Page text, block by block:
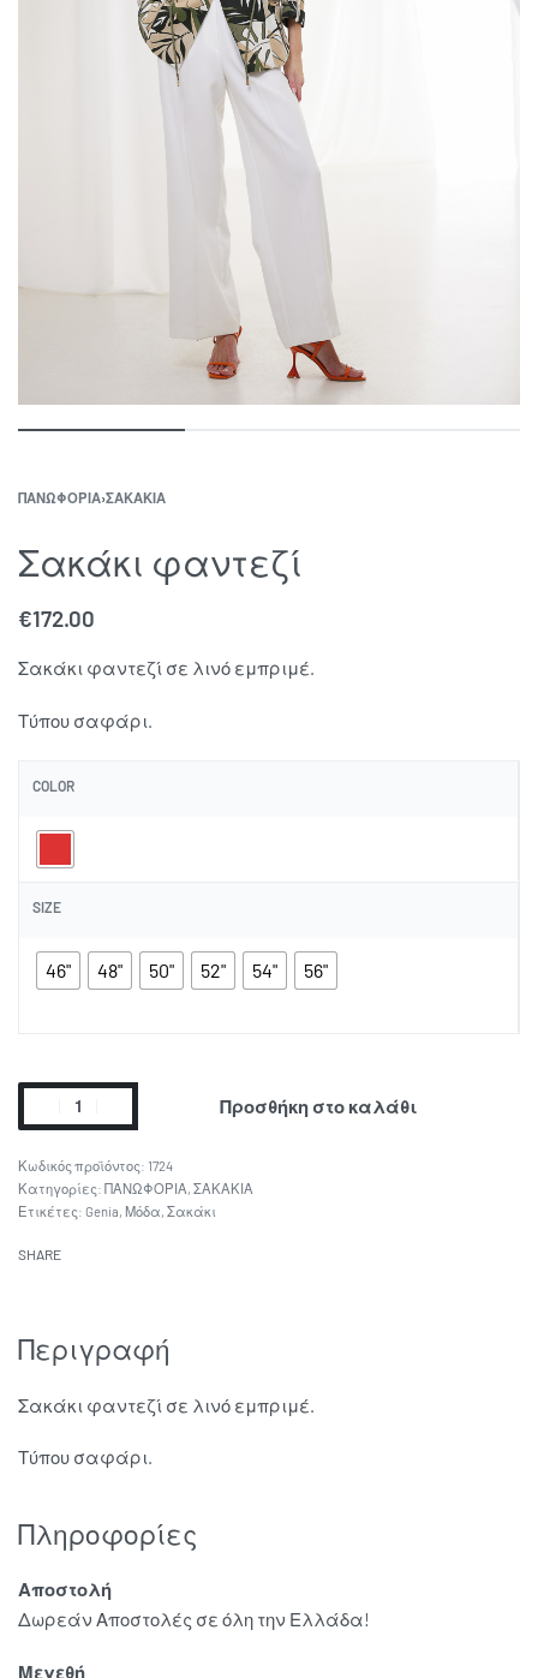
ΠΑΝΩΦΟΡΙΑ›ΣΑΚΑΚΙΑ
Σακάκι φαντεζί
€172.00
Σακάκι φαντεζί σε λινό εμπριμέ.
Τύπου σαφάρι.
COLOR
SIZE
46" 48" 50" 52" 54" 56"
Προσθήκη στο καλάθι
1724
Κατηγορίες: ΠΑΝΩΦΟΡΙΑ, ΣΑΚΑΚΙΑ
Ετικέτες: Genia, Μόδα, Σακάκι
SHARE
Περιγραφή
Σακάκι φαντεζί σε λινό εμπριμέ.
Τύπου σαφάρι.
Πληροφορίες
Αποστολή
Δωρεάν Αποστολές σε όλη την Ελλάδα!
Μεγεθή